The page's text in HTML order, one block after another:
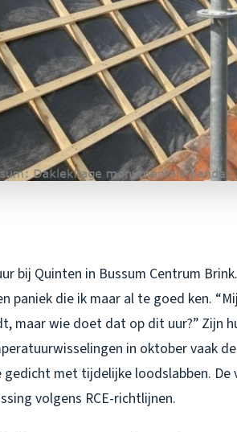
bij Quinten in Bussum Centrum
paniek die ik maar al te goed ken.
maar wie doet dat op dit uur?” Zijn
in oktober vaak
met tijdelijke loodslabben.
volgens RCE-richtlijnen.